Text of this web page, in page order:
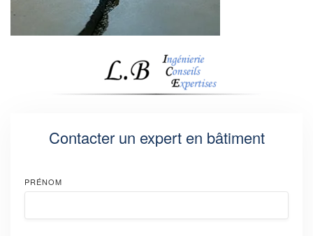
Contacter un expert en bâtiment
PRÉNOM